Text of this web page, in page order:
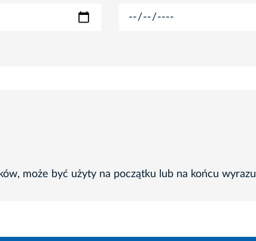
może być użyty na początku lub na końcu wyrazu